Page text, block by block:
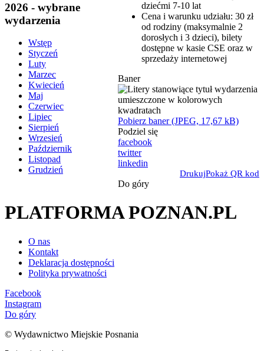
2026 - wybrane
wydarzenia
Wstęp
Styczeń
Luty
Marzec
Kwiecień
Maj
Czerwiec
Lipiec
Sierpień
Wrzesień
Październik
Listopad
Grudzień
dziećmi 7-10 lat
Cena i warunku udziału: 30 zł
od rodziny (maksymalnie 2
dorosłych i 3 dzieci), bilety
dostępne w kasie CSE oraz w
sprzedaży internetowej
Baner
Pobierz baner (JPEG, 17,67 kB)
Podziel się
facebook
twitter
linkedin
DrukujPokaż QR kod
Do góry
PLATFORMA POZNAN.PL
O nas
Kontakt
Deklaracja dostępności
Polityka prywatności
Facebook
Instagram
Do góry
© Wydawnictwo Miejskie Posnania